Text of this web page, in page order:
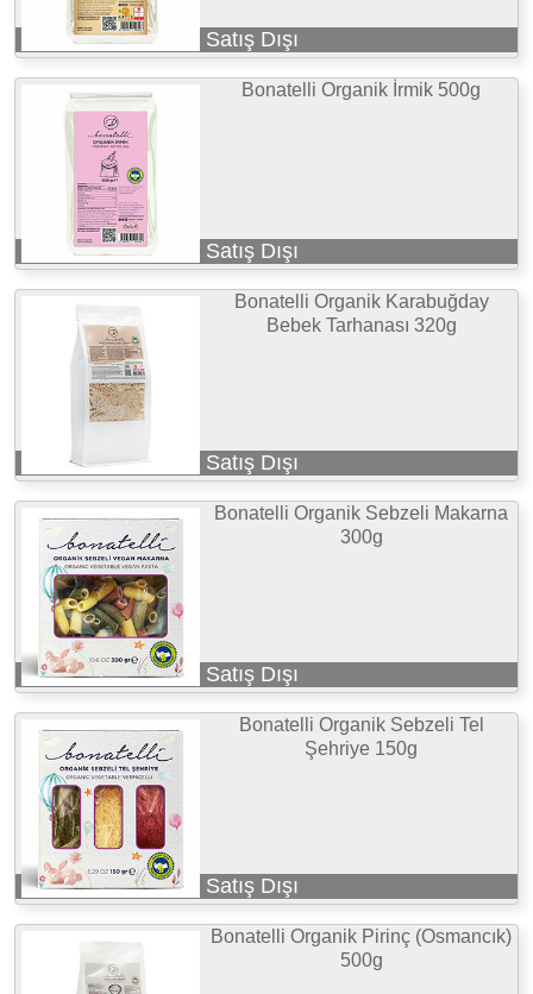
Satış Dışı
Bonatelli Organik İrmik 500g
Satış Dışı
Bonatelli Organik Karabuğday
Bebek Tarhanası 320g
Satış Dışı
Bonatelli Organik Sebzeli Makarna
300g
Satış Dışı
Bonatelli Organik Sebzeli Tel
Şehriye 150g
Satış Dışı
Bonatelli Organik Pirinç (Osmancık)
500g